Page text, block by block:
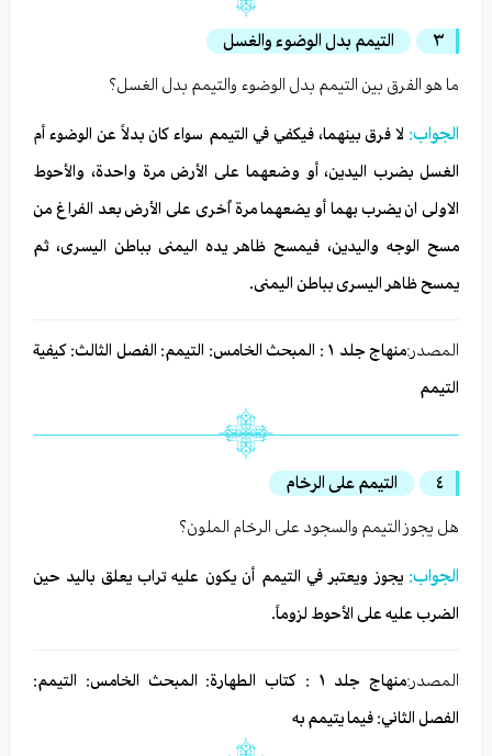
٣
التيمم بدل الوضوء والغسل
ما هو الفرق بين التيمم بدل الوضوء والتيمم بدل الغسل؟
الجواب: لا فرق بينهما، فيكفي في التيمم سواء كان بدلاً عن الوضوء أم
الغسل بضرب اليدين، أو وضعهما على الأرض مرة واحدة، والأحوط
الاولى ان يضرب بهما أو يضعهما مرة اُخرى على الأرض بعد الفراغ من
مسح الوجه واليدين، فيمسح ظاهر يده اليمنى بباطن اليسرى، ثم
يمسح ظاهر اليسرى بباطن اليمنى.
المصدر:
منهاج جلد ١ : المبحث الخامس: التيمم: الفصل الثالث: كيفية
التيمم
٤
التيمم على الرخام
هل يجوز التيمم والسجود على الرخام الملون؟
الجواب:يجوز ويعتبر في التيمم أن يكون عليه تراب يعلق باليد حين
الضرب عليه على الأحوط لزوماً.
المصدر:
منهاج جلد ١ : كتاب الطهارة: المبحث الخامس: التيمم:
الفصل الثاني: فيما يتيمم به